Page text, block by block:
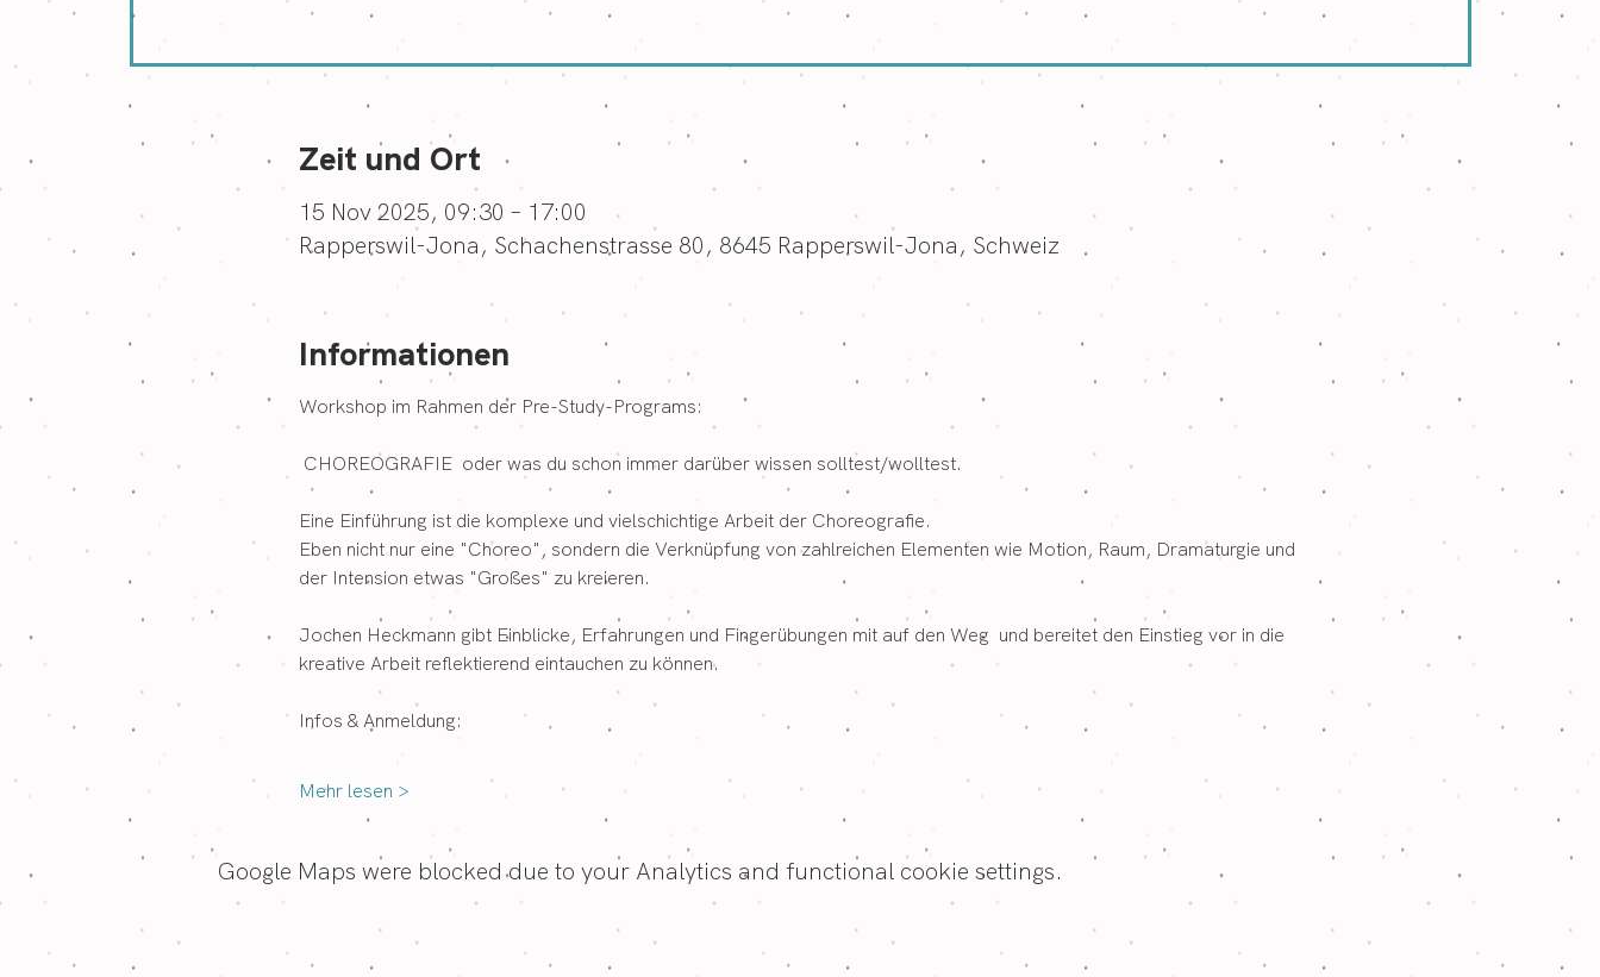
Zeit und Ort
15 Nov 2025, 09:30 – 17:00
Rapperswil-Jona, Schachenstrasse 80, 8645 Rapperswil-Jona, Schweiz
Informationen
Workshop im Rahmen der Pre-Study-Programs:
CHOREOGRAFIE  oder was du schon immer darüber wissen solltest/wolltest.
Eine Einführung ist die komplexe und vielschichtige Arbeit der Choreografie.
Eben nicht nur eine "Choreo", sondern die Verknüpfung von zahlreichen Elementen wie Motion, Raum, Dramaturgie und
der Intension etwas "Großes" zu kreieren.
Jochen Heckmann gibt Einblicke, Erfahrungen und Fingerübungen mit auf den Weg  und bereitet den Einstieg vor in die
kreative Arbeit reflektierend eintauchen zu können.
Infos & Anmeldung:
Mehr lesen >
Google Maps were blocked due to your Analytics and functional cookie settings.